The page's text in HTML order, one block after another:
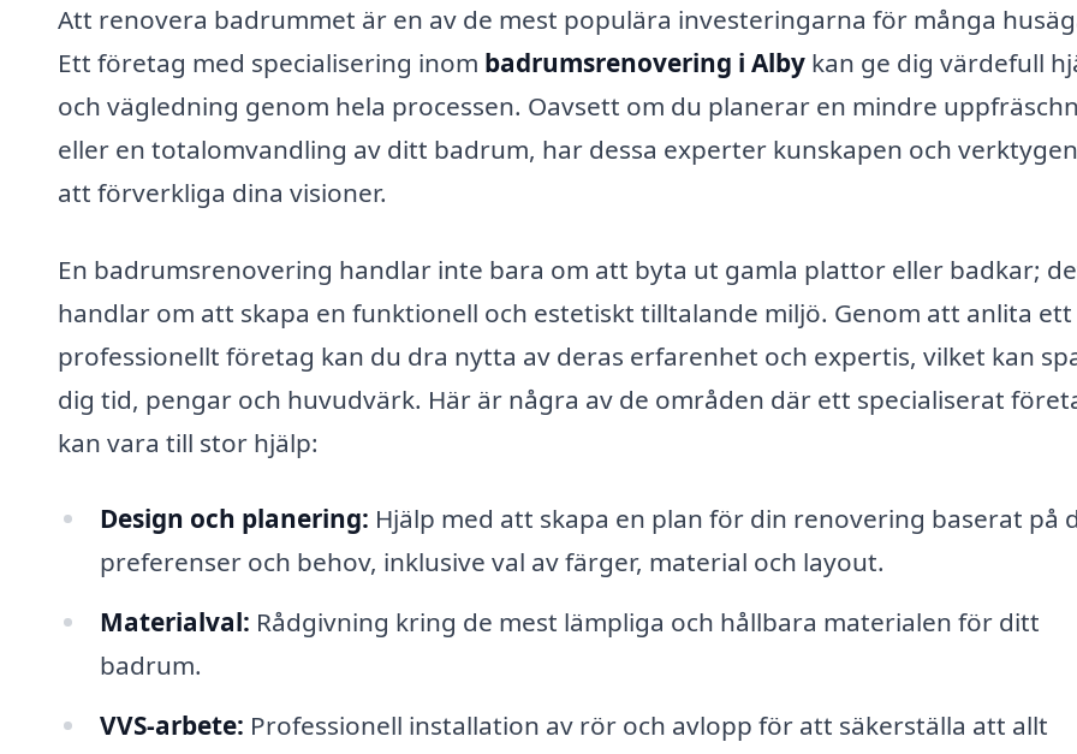
Att renovera badrummet är en av de mest populära investeringarna för många
Ett företag med specialisering inom badrumsrenovering i Alby kan ge dig värdefull
och vägledning genom hela processen. Oavsett om du planerar en mindre
eller en totalomvandling av ditt badrum, har dessa experter kunskapen och
att förverkliga dina visioner.
En badrumsrenovering handlar inte bara om att byta ut gamla plattor eller badkar;
handlar om att skapa en funktionell och estetiskt tilltalande miljö. Genom att anlita ett
professionellt företag kan du dra nytta av deras erfarenhet och expertis, vilket kan
dig tid, pengar och huvudvärk. Här är några av de områden där ett specialiserat
kan vara till stor hjälp:
Design och planering: Hjälp med att skapa en plan för din renovering baserat på
preferenser och behov, inklusive val av färger, material och layout.
Materialval: Rådgivning kring de mest lämpliga och hållbara materialen för ditt
badrum.
VVS-arbete: Professionell installation av rör och avlopp för att säkerställa att allt